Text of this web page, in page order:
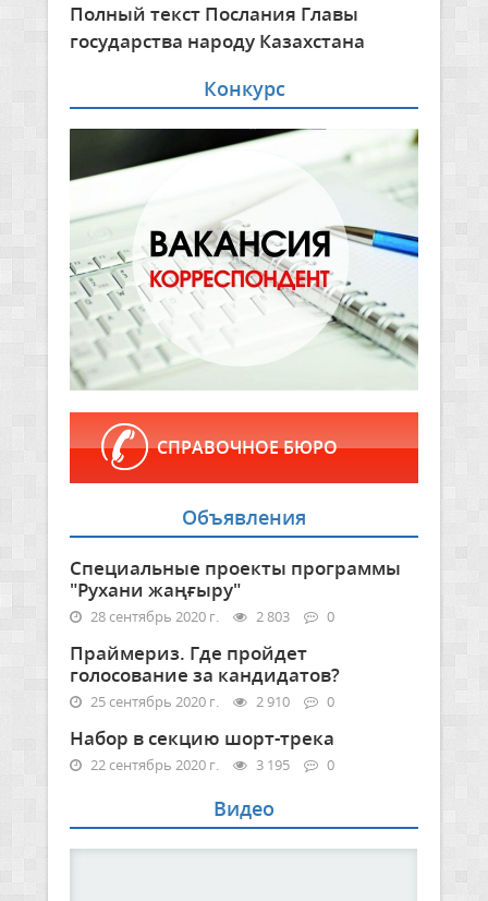
Полный текст Послания Главы
государства народу Казахстана
Конкурс
СПРАВОЧНОЕ БЮРО
Объявления
Специальные проекты программы
"Рухани жаңғыру"
28 сентябрь 2020 г. 2 803 0
Праймериз. Где пройдет
голосование за кандидатов?
25 сентябрь 2020 г. 2 910 0
Набор в секцию шорт-трека
22 сентябрь 2020 г. 3 195 0
Видео